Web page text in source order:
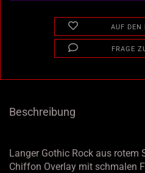
AUF DEN
FRAGE
Beschreibung
Langer Gothic Rock aus rotem
Chiffon Overlay mit schmalen